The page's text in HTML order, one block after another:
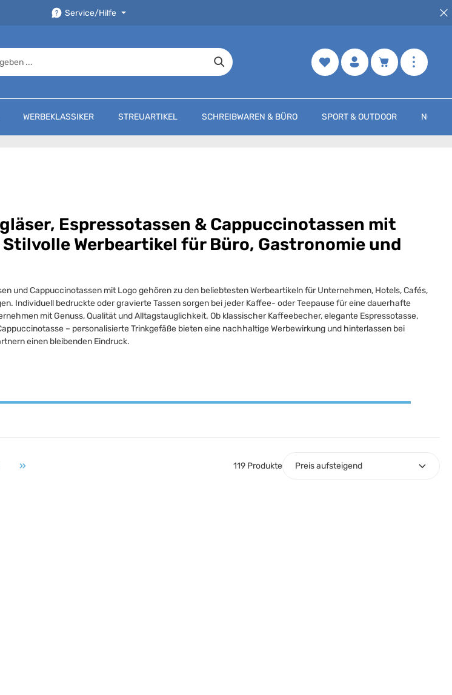
Service/Hilfe
Merkzettel Warenkorb
WERBEKLASSIKER STREUARTIKEL SCHREIBWAREN & BÜRO SPORT & OUTDOOR NOCH
Espressotassen & Cappuccinotassen mit
Werbeartikel für Büro, Gastronomie und
und Cappuccinotassen mit Logo gehören zu den beliebtesten Werbeartikeln für Unternehmen, Hotels, Cafés,
Individuell bedruckte oder gravierte Tassen sorgen bei jeder Kaffee- oder Teepause für eine dauerhafte
mit Genuss, Qualität und Alltagstauglichkeit. Ob klassischer Kaffeebecher, elegante Espressotasse,
– personalisierte Trinkgefäße bieten eine nachhaltige Werbewirkung und hinterlassen bei
einen bleibenden Eindruck.
119 Produkte